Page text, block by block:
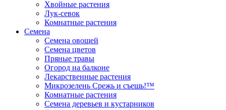
Хвойные растения
Лук-севок
Комнатные растения
Семена
Семена овощей
Семена цветов
Пряные травы
Огород на балконе
Лекарственные растения
Микрозелень Срежь и съешь!™
Комнатные растения
Семена деревьев и кустарников